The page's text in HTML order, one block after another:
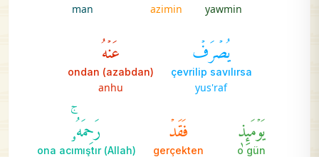
yawmin
azimin
man
يُصۡرَفۡ
çevrilip savılırsa
yus'raf
عَنۡهُ
ondan (azabdan)
anhu
يَوۡمَئِذٖ
o gün
فَقَدۡ
gerçekten
رَحِمَهُۥۚ
(Allah) ona acımıştır